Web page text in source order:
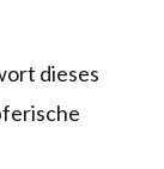
dieses